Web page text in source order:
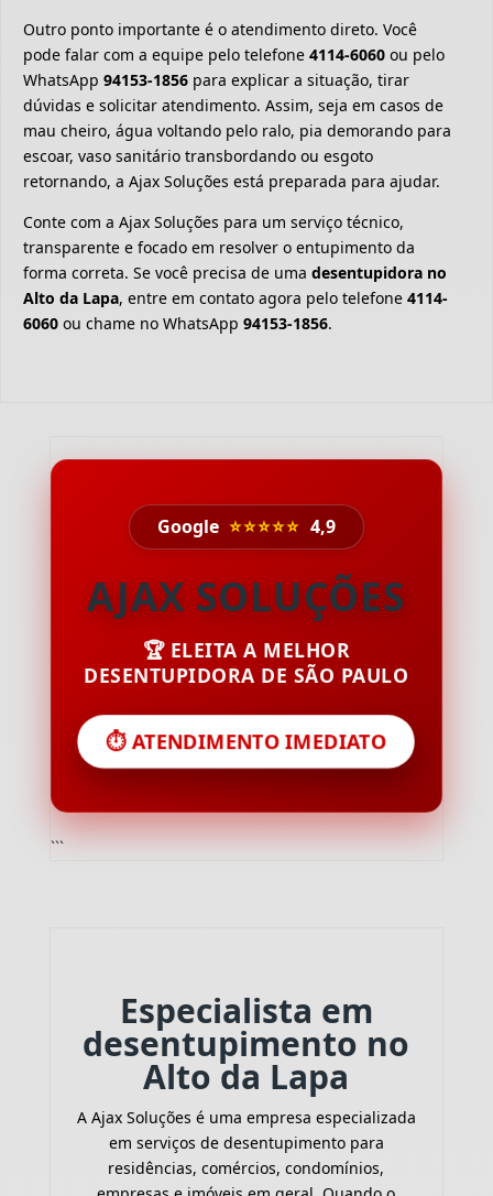
Outro ponto importante é o atendimento direto. Você
pode falar com a equipe pelo telefone 4114-6060 ou pelo
WhatsApp 94153-1856 para explicar a situação, tirar
dúvidas e solicitar atendimento. Assim, seja em casos de
mau cheiro, água voltando pelo ralo, pia demorando para
escoar, vaso sanitário transbordando ou esgoto
retornando, a Ajax Soluções está preparada para ajudar.
Conte com a Ajax Soluções para um serviço técnico,
transparente e focado em resolver o entupimento da
forma correta. Se você precisa de uma desentupidora no
Alto da Lapa, entre em contato agora pelo telefone 4114-
6060 ou chame no WhatsApp 94153-1856.
Google ⭐⭐⭐⭐⭐ 4,9
AJAX SOLUÇÕES
🏆 ELEITA A MELHOR
DESENTUPIDORA DE SÃO PAULO
⏱️ ATENDIMENTO IMEDIATO
```
Especialista em
desentupimento no
Alto da Lapa
A Ajax Soluções é uma empresa especializada
em serviços de desentupimento para
residências, comércios, condomínios,